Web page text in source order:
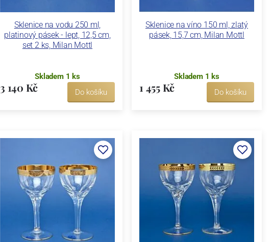
Sklenice na vodu 250 ml,
platinový pásek - lept, 12,5 cm,
set 2 ks, Milan Mottl
Skladem 1 ks
3 140 Kč Do košíku
Sklenice na víno 150 ml, zlatý
pásek, 15,7 cm, Milan Mottl
Skladem 1 ks
1 455 Kč Do košíku